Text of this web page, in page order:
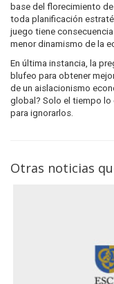
base del florecimiento
toda planificación
juego tiene
menor dinamismo de la
En última instancia, la
blufeo para obtener
de un aislacionismo
global? Solo el tiempo
para ignorarlos.
Otras noticias